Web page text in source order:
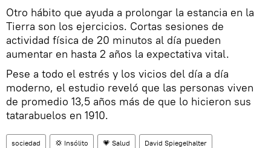
Otro hábito que ayuda a prolongar la estancia en la
Tierra son los ejercicios. Cortas sesiones de
actividad física de 20 minutos al día pueden
aumentar en hasta 2 años la expectativa vital.
Pese a todo el estrés y los vicios del día a día
moderno, el estudio reveló que las personas viven
de promedio 13,5 años más de que lo hicieron sus
tatarabuelos en 1910.
sociedad 💢 Insólito 💗 Salud David Spiegelhalter